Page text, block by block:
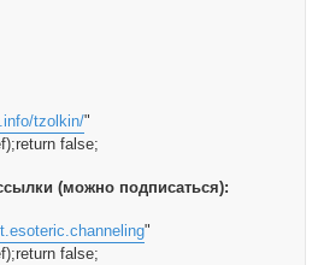
tzolkin/"
false;
(можно подписаться):
"
false;